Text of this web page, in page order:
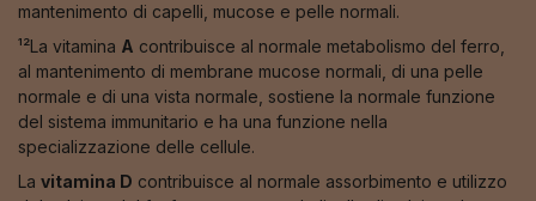
mantenimento di capelli, mucose e pelle normali.
¹²La vitamina A contribuisce al normale metabolismo del ferro,
al mantenimento di membrane mucose normali, di una pelle
normale e di una vista normale, sostiene la normale funzione
del sistema immunitario e ha una funzione nella
specializzazione delle cellule.
La vitamina D contribuisce al normale assorbimento e utilizzo